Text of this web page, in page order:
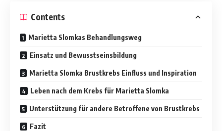
Contents
Marietta Slomkas Behandlungsweg
Einsatz und Bewusstseinsbildung
Marietta Slomka Brustkrebs Einfluss und Inspiration
Leben nach dem Krebs für Marietta Slomka
Unterstützung für andere Betroffene von Brustkrebs
Fazit